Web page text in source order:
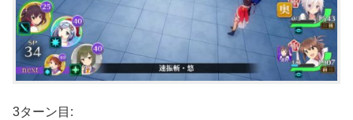
3ターン目: